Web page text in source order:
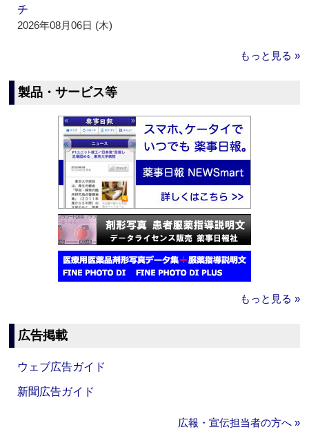
チ
2026年08月06日 (木)
もっと見る »
製品・サービス等
もっと見る »
広告掲載
ウェブ広告ガイド
新聞広告ガイド
広報・宣伝担当者の方へ »